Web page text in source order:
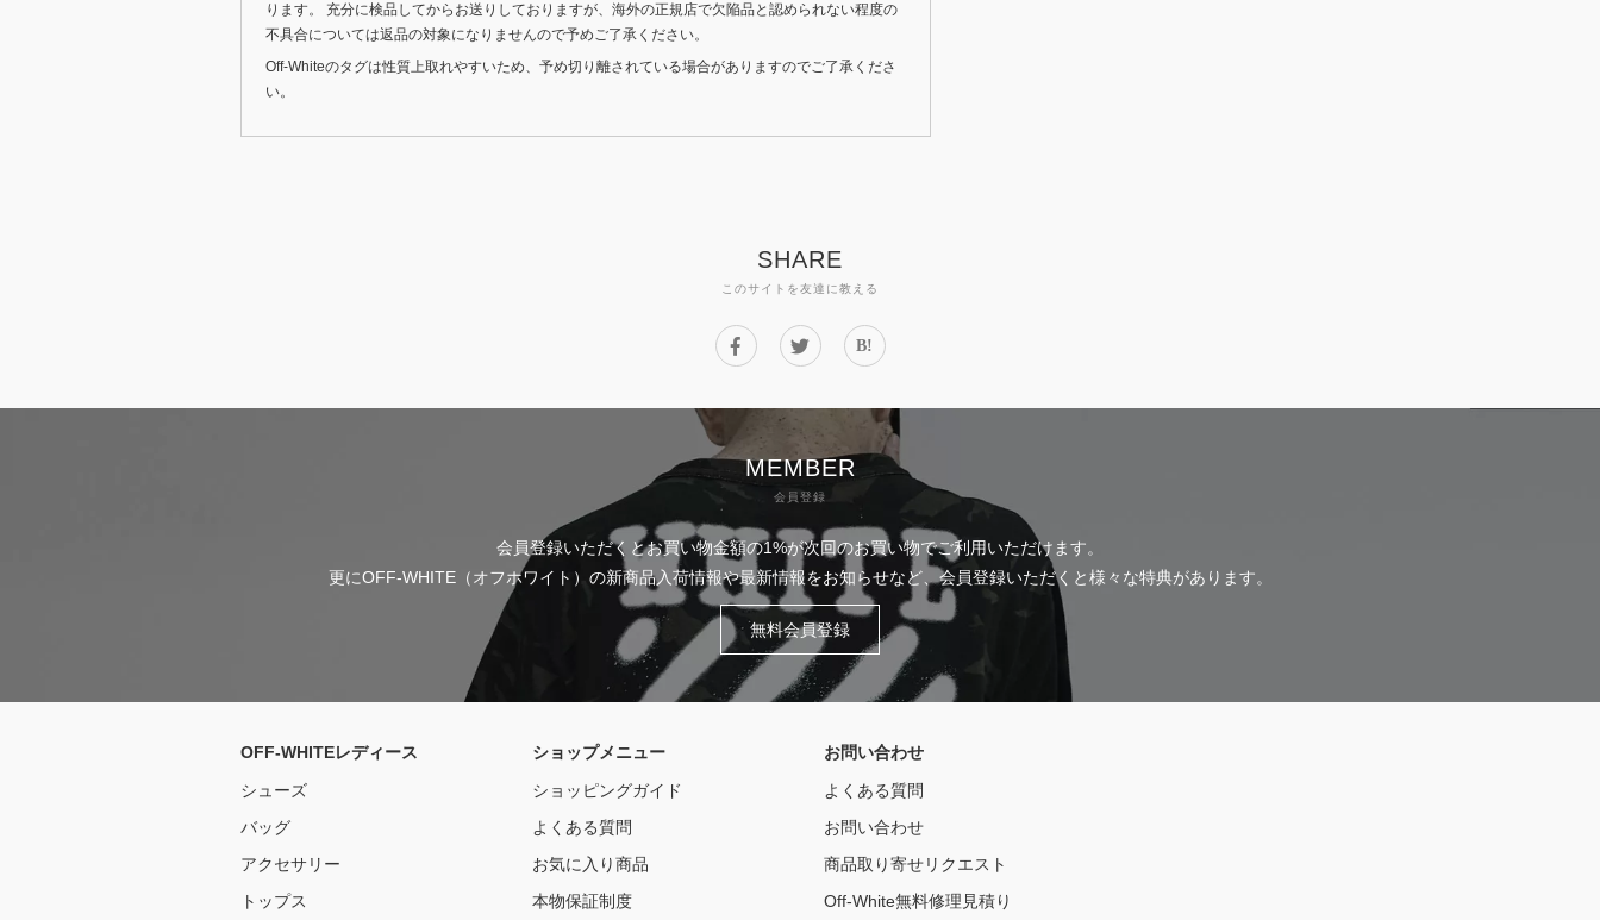
ります。 充分に検品してからお送りしておりますが、海外の正規店で欠陥品と認められない程度の
不具合については返品の対象になりませんので予めご了承ください。
Off-Whiteのタグは性質上取れやすいため、予め切り離されている場合がありますのでご了承くださ
い。
SHARE
このサイトを友達に教える
B!
MEMBER
会員登録
会員登録いただくとお買い物金額の1%が次回のお買い物でご利用いただけます。
更にOFF-WHITE（オフホワイト）の新商品入荷情報や最新情報をお知らせなど、会員登録いただくと様々な特典があります。
無料会員登録
OFF-WHITEレディース
シューズ
バッグ
アクセサリー
トップス
ショップメニュー
ショッピングガイド
よくある質問
お気に入り商品
本物保証制度
お問い合わせ
よくある質問
お問い合わせ
商品取り寄せリクエスト
Off-White無料修理見積り